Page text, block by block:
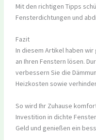
Mit den richtigen Tipps
Fensterdichtungen und
Fazit
In diesem Artikel haben
an Ihren Fenstern lösen.
verbessern Sie die
Heizkosten sowie
So wird Ihr Zuhause
Investition in dichte
Geld und genießen ein